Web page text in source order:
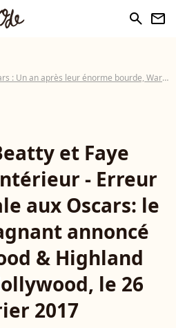
search newsletter
an après leur énorme bourde, Warren Beatty et Faye Dunaway de retour
et Faye
- Erreur
aux Oscars: le
annoncé
& Highland
le 26
2017